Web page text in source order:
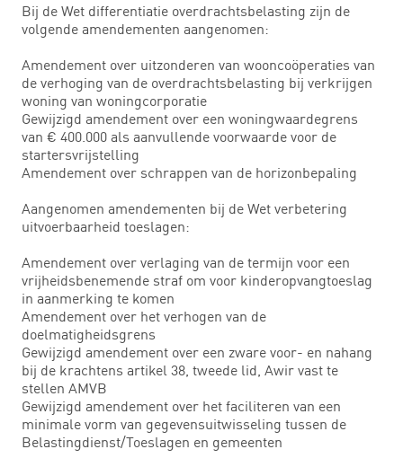
Bij de Wet differentiatie overdrachtsbelasting zijn de
volgende amendementen aangenomen:
Amendement over uitzonderen van wooncoöperaties van
de verhoging van de overdrachtsbelasting bij verkrijgen
woning van woningcorporatie
Gewijzigd amendement over een woningwaardegrens
van € 400.000 als aanvullende voorwaarde voor de
startersvrijstelling
Amendement over schrappen van de horizonbepaling
Aangenomen amendementen bij de Wet verbetering
uitvoerbaarheid toeslagen:
Amendement over verlaging van de termijn voor een
vrijheidsbenemende straf om voor kinderopvangtoeslag
in aanmerking te komen
Amendement over het verhogen van de
doelmatigheidsgrens
Gewijzigd amendement over een zware voor- en nahang
bij de krachtens artikel 38, tweede lid, Awir vast te
stellen AMVB
Gewijzigd amendement over het faciliteren van een
minimale vorm van gegevensuitwisseling tussen de
Belastingdienst/Toeslagen en gemeenten